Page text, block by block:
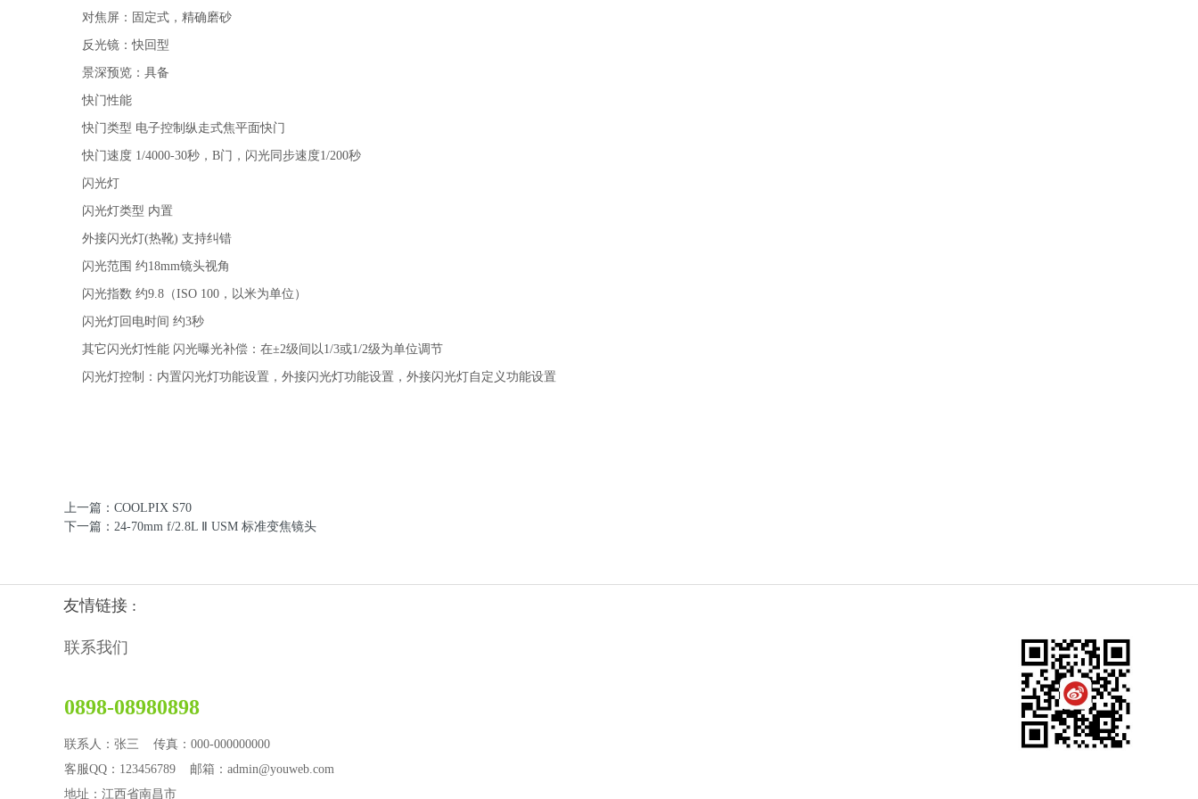
对焦屏：固定式，精确磨砂
反光镜：快回型
景深预览：具备
快门性能
快门类型 电子控制纵走式焦平面快门
快门速度 1/4000-30秒，B门，闪光同步速度1/200秒
闪光灯
闪光灯类型 内置
外接闪光灯(热靴) 支持纠错
闪光范围 约18mm镜头视角
闪光指数 约9.8（ISO 100，以米为单位）
闪光灯回电时间 约3秒
其它闪光灯性能 闪光曝光补偿：在±2级间以1/3或1/2级为单位调节
闪光灯控制：内置闪光灯功能设置，外接闪光灯功能设置，外接闪光灯自定义功能设置
上一篇：COOLPIX S70
下一篇：24-70mm f/2.8L Ⅱ USM 标准变焦镜头
友情链接 :
联系我们
0898-08980898
联系人：张三 传真：000-000000000
客服QQ：123456789 邮箱：admin@youweb.com
地址：江西省南昌市